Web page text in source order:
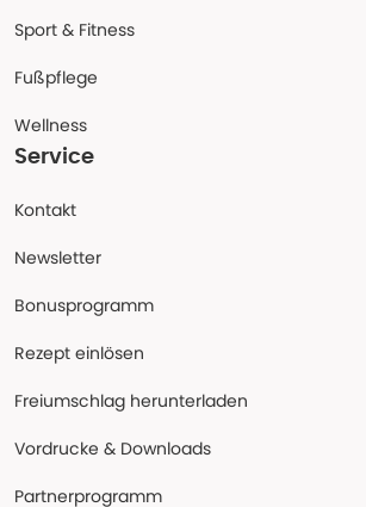
Sport & Fitness
Fußpflege
Wellness
Service
Kontakt
Newsletter
Bonusprogramm
Rezept einlösen
Freiumschlag herunterladen
Vordrucke & Downloads
Partnerprogramm